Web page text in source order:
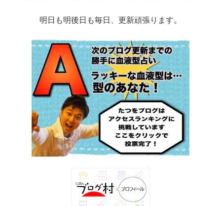
明日も明後日も毎日、更新頑張ります。